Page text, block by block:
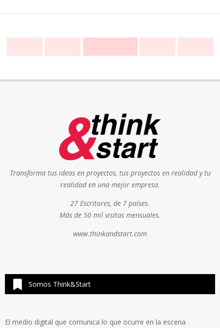
Transforma tus ideas en proyectos, tus proyectos en realidad y tu
realidad en una mejor empresa.
27 Escritores, de 7 países.
Más de 50 mil visitas mensuales.
www.thinkandstart.com
Somos Think&Start
El medio digital que comunica lo que ocurre en la escena